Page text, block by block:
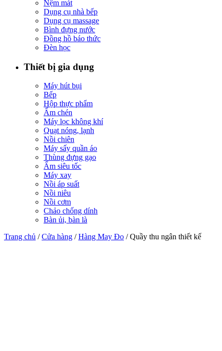
Nệm mát
Dụng cụ nhà bếp
Dụng cụ massage
Bình đựng nước
Đồng hồ báo thức
Đèn học
Thiết bị gia dụng
Máy hút bụi
Bếp
Hộp thực phẩm
Ấm chén
Máy lọc không khí
Quạt nóng, lạnh
Nồi chiên
Máy sấy quần áo
Thùng đựng gạo
Ấm siêu tốc
Máy xay
Nồi áp suất
Nồi niêu
Nồi cơm
Chảo chống dính
Bàn ủi, bàn là
Trang chủ /Cửa hàng /Hàng May Đo / Quầy thu ngân thiết kế